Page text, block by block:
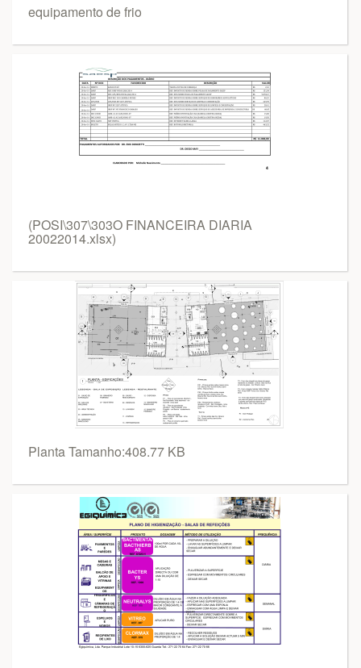
equipamento de frio
(POSI\307\303O FINANCEIRA DIARIA
20022014.xlsx)
Planta Tamanho:408.77 KB